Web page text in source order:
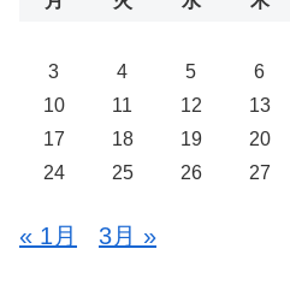
3
4 5 6
10
11 12 13
17
18 19 20
24
25 26 27
« 1月 3月 »